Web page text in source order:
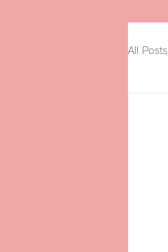
All Posts